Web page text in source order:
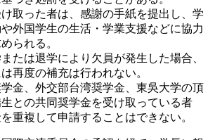
取った者は、感謝の手紙を提出し、学
外国学生の生活・学業支援などに協力
られる。
たは退学により欠員が発生した場合、
再度の補充は行われない。
金、外交部台湾奨学金、東吳大学の頂
との共同奨学金を受け取っている者
重複して申請することはできない。